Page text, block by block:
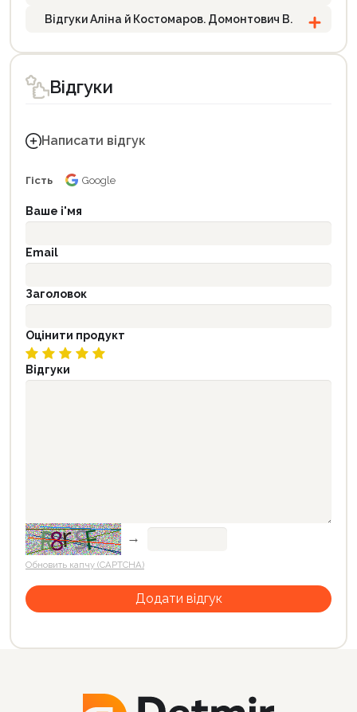
Відгуки Аліна й Костомаров. Домонтович В.
Відгуки
Написати відгук
Гість Google
Ваше і'мя
Email
Заголовок
Оцінити продукт
Відгуки
→
Обновить капчу (CAPTCHA)